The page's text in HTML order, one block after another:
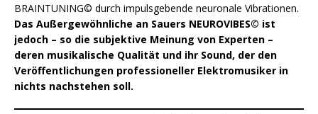
BRAINTUNING© durch impulsgebende neuronale Vibrationen.
Das Außergewöhnliche an Sauers NEUROVIBES© ist
jedoch – so die subjektive Meinung von Experten –
deren musikalische Qualität und ihr Sound, der den
Veröffentlichungen professioneller Elektromusiker in
nichts nachstehen soll.